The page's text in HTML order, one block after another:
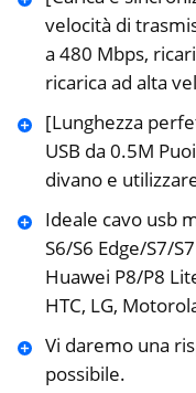
velocità di
a 480 Mbps,
ricarica ad alta
[Lunghezza
USB da 0.5M
divano e
Ideale cavo usb
S6/S6 Edge/S7/
Huawei P8/P8
HTC, LG,
Vi daremo una
possibile.